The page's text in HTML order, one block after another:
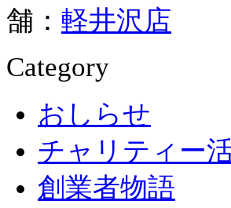
舗： 軽井沢店
Category
おしらせ
チャリティー
創業者物語